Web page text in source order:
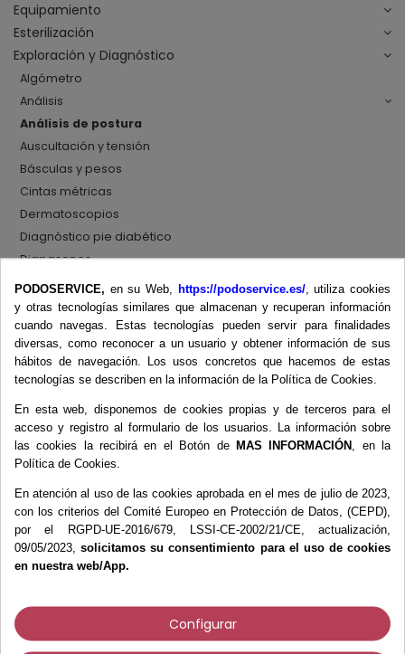
Equipamiento
Esterilización
Exploración y Diagnóstico
Algómetro
Análisis
Análisis de postura
Auscultación y tensión
Básculas y pesos
Cintas métricas
Dermatoscopios
Diagnóstico pie diabético
Diapasones
Dinamómetros
Dopplers
Ecógrafos
Esfigmomanómetros
Fonendoscopios
Inclinómetros
Martillos de reflejos
Medidores
Negatoscopios
Pedígrafos
Plicómetros
Plomadas
Fieltros y Moleskines
Fisioterapia
PODOSERVICE, en su Web, https://podoservice.es/, utiliza cookies
y otras tecnologías similares que almacenan y recuperan información
cuando navegas. Estas tecnologías pueden servir para finalidades
diversas, como reconocer a un usuario y obtener información de sus
hábitos de navegación. Los usos concretos que hacemos de estas
tecnologías se describen en la información de la Política de Cookies.
En esta web, disponemos de cookies propias y de terceros para el
acceso y registro al formulario de los usuarios. La información sobre
las cookies la recibirá en el Botón de MAS INFORMACIÓN , en la
Política de Cookies.
En atención al uso de las cookies aprobada en el mes de julio de 2023,
con los criterios del Comité Europeo en Protección de Datos, (CEPD),
por el RGPD-UE-2016/679, LSSI-CE-2002/21/CE, actualización,
09/05/2023,solicitamos su consentimiento para el uso de cookies
en nuestra web/App.
Configurar